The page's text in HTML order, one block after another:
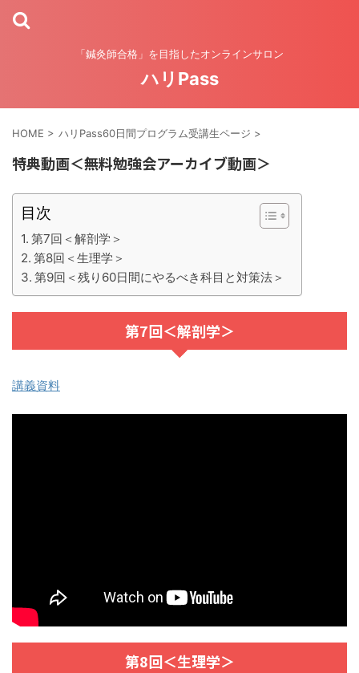
「鍼灸師合格」を目指したオンラインサロン
ハリPass
HOME > ハリPass60日間プログラム受講生ページ >
特典動画＜無料勉強会アーカイブ動画＞
目次
第7回＜解剖学＞
第8回＜生理学＞
第9回＜残り60日間にやるべき科目と対策法＞
第7回＜解剖学＞
講義資料
第8回＜生理学＞